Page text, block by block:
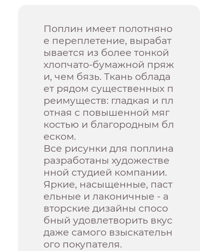
Поплин имеет полотняно
е переплетение, вырабат
ывается из более тонкой
хлопчато-бумажной пряж
и, чем бязь. Ткань облада
ет рядом существенных п
реимуществ: гладкая и пл
отная с повышенной мяг
костью и благородным бл
еском.
Все рисунки для поплина
разработаны художестве
нной студией компании.
Яркие, насыщенные, паст
ельные и лаконичные - а
вторские дизайны спосо
бный удовлетворить вкус
даже самого взыскательн
ого покупателя.